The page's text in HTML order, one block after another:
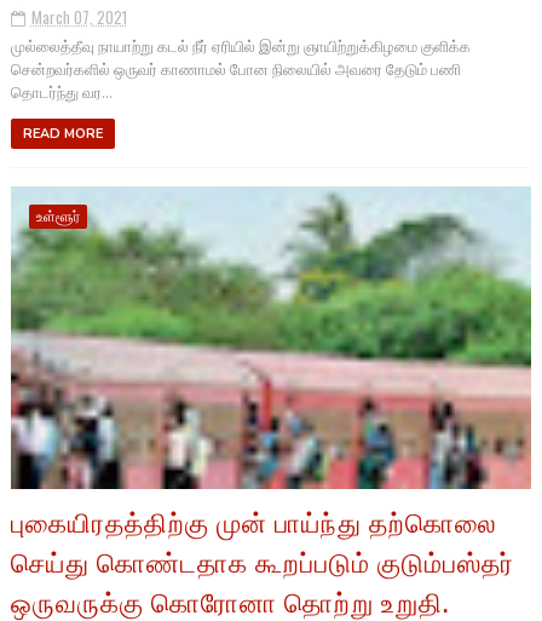
March 07, 2021
முல்லைத்தீவு நாயாற்று கடல் நீர் ஏரியில் இன்று ஞாயிற்றுக்கிழமை குளிக்க
சென்றவர்களில் ஒருவர் காணாமல் போன நிலையில் அவரை தேடும் பணி
தொடர்ந்து வர...
READ MORE
உள்ளூர்
புகையிரதத்திற்கு முன் பாய்ந்து தற்கொலை
செய்து கொண்டதாக கூறப்படும் குடும்பஸ்தர்
ஒருவருக்கு கொரோனா தொற்று உறுதி.